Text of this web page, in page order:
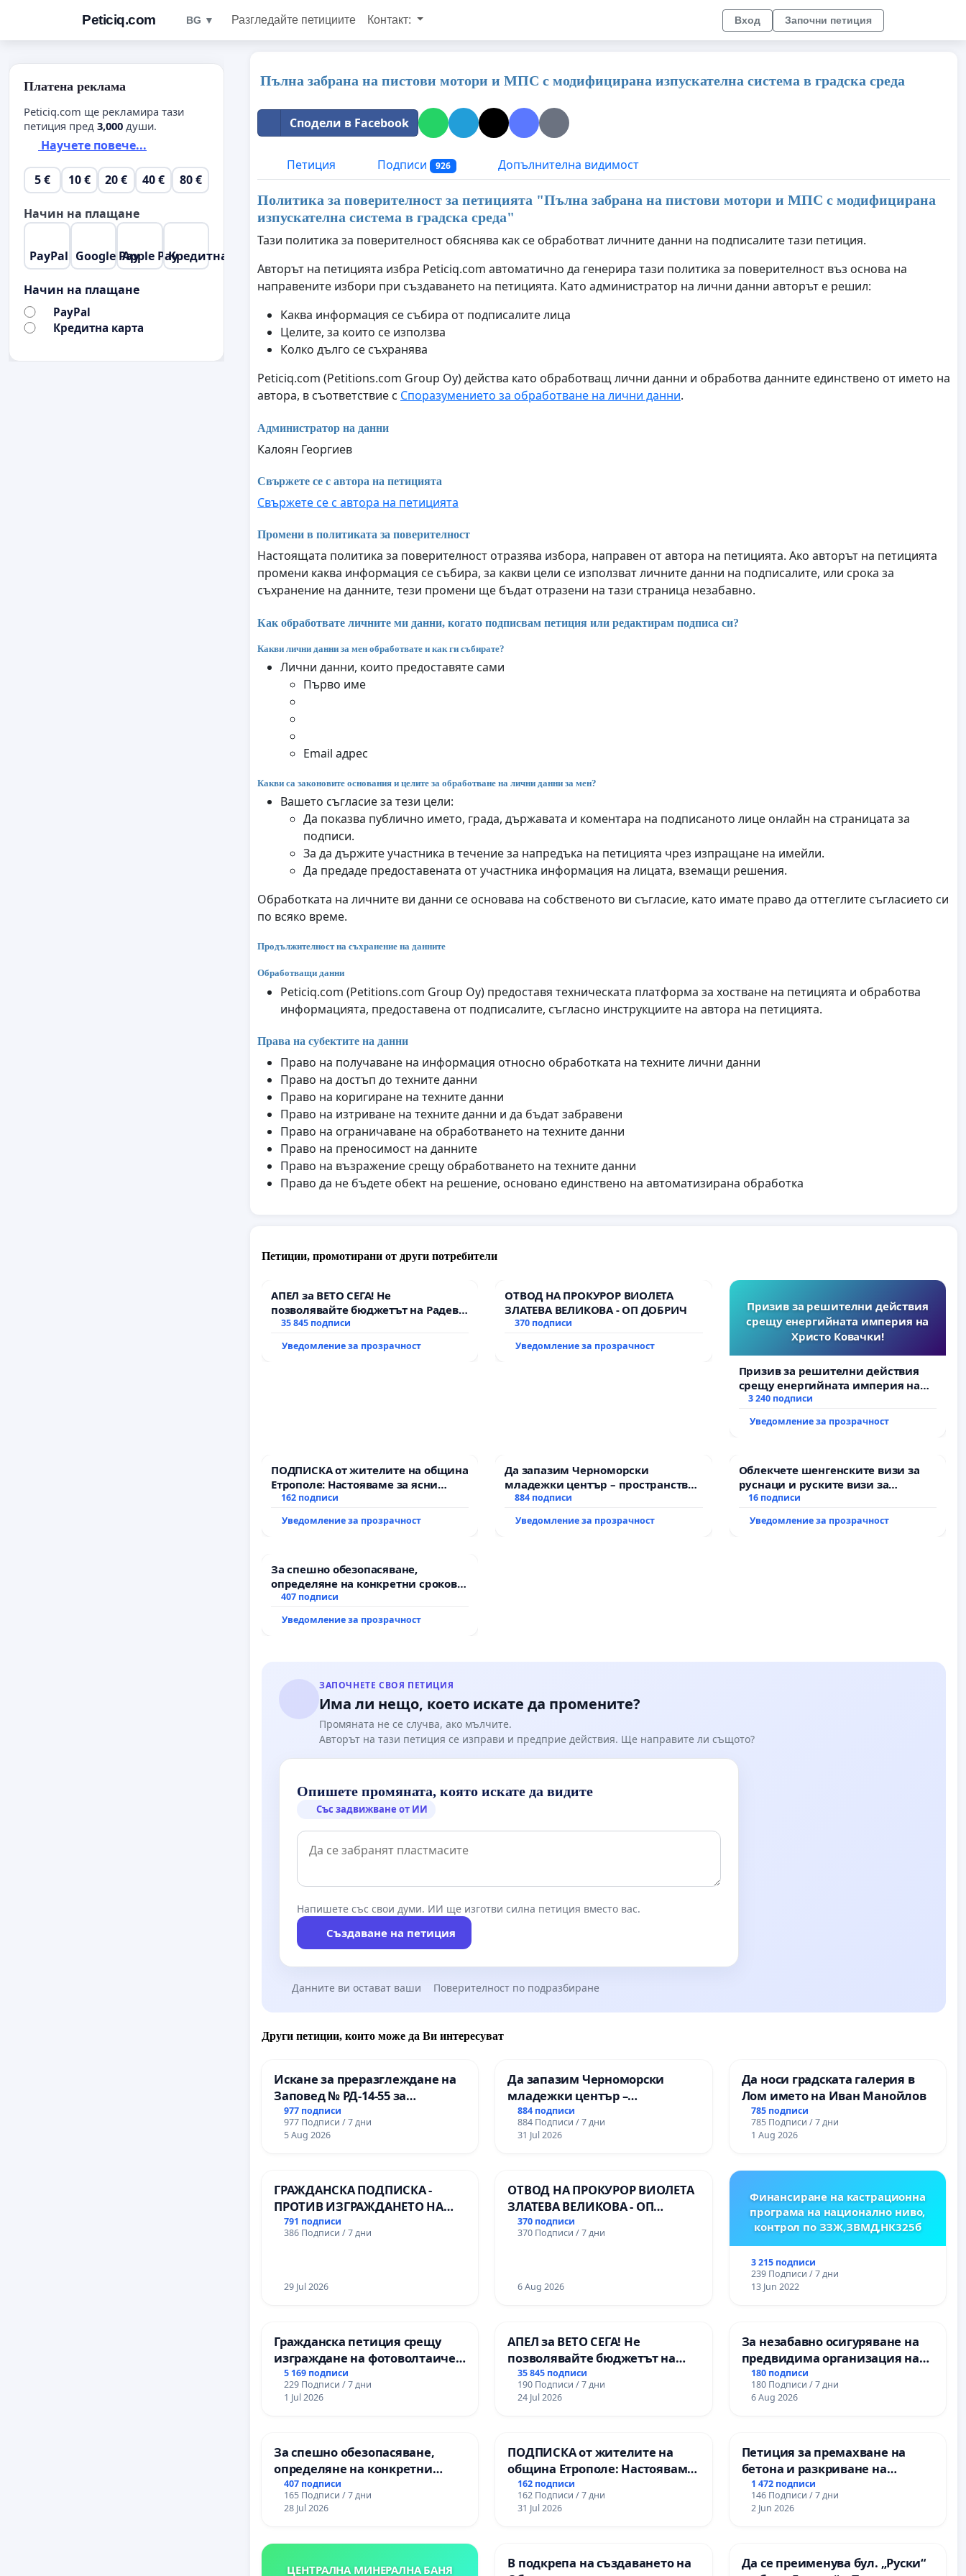
Peticiq.com BG ▼ Разгледайте петициите Контакт: Вход Започни петиция
Пълна забрана на пистови мотори и МПС с модифицирана изпускателна система в градска среда
Сподели в Facebook
Петиция Подписи 926 Допълнителна видимост
Политика за поверителност за петицията "Пълна забрана на пистови мотори и МПС с модифицирана
изпускателна система в градска среда"
Тази политика за поверителност обяснява как се обработват личните данни на подписалите тази петиция.
Авторът на петицията избра Peticiq.com автоматично да генерира тази политика за поверителност въз основа на
направените избори при създаването на петицията. Като администратор на лични данни авторът е решил:
Каква информация се събира от подписалите лица
Целите, за които се използва
Колко дълго се съхранява
Peticiq.com (Petitions.com Group Oy) действа като обработващ лични данни и обработва данните единствено от името на
автора, в съответствие с Споразумението за обработване на лични данни.
Администратор на данни
Калоян Георгиев
Свържете се с автора на петицията
Свържете се с автора на петицията
Промени в политиката за поверителност
Настоящата политика за поверителност отразява избора, направен от автора на петицията. Ако авторът на петицията
промени каква информация се събира, за какви цели се използват личните данни на подписалите, или срока за
съхранение на данните, тези промени ще бъдат отразени на тази страница незабавно.
Как обработвате личните ми данни, когато подписвам петиция или редактирам подписа си?
Какви лични данни за мен обработвате и как ги събирате?
Лични данни, които предоставяте сами
Първо име
Email адрес
Какви са законовите основания и целите за обработване на лични данни за мен?
Вашето съгласие за тези цели:
Да показва публично името, града, държавата и коментара на подписаното лице онлайн на страницата за
подписи.
За да държите участника в течение за напредъка на петицията чрез изпращане на имейли.
Да предаде предоставената от участника информация на лицата, вземащи решения.
Обработката на личните ви данни се основава на собственото ви съгласие, като имате право да оттеглите съгласието си
по всяко време.
Продължителност на съхранение на данните
Обработващи данни
Peticiq.com (Petitions.com Group Oy) предоставя техническата платформа за хостване на петицията и обработва
информацията, предоставена от подписалите, съгласно инструкциите на автора на петицията.
Права на субектите на данни
Право на получаване на информация относно обработката на техните лични данни
Право на достъп до техните данни
Право на коригиране на техните данни
Право на изтриване на техните данни и да бъдат забравени
Право на ограничаване на обработването на техните данни
Право на преносимост на данните
Право на възражение срещу обработването на техните данни
Право да не бъдете обект на решение, основано единствено на автоматизирана обработка
Петиции, промотирани от други потребители
АПЕЛ за ВЕТО СЕГА! Не
позволявайте бюджетът на Радев
да открадне парите и правата ни в
35 845 подписи
Уведомление за прозрачност
ОТВОД НА ПРОКУРОР ВИОЛЕТА
ЗЛАТЕВА ВЕЛИКОВА - ОП ДОБРИЧ
370 подписи
Уведомление за прозрачност
Призив за решителни действия
срещу енергийната империя на
Христо Ковачки!
Призив за решителни действия
срещу енергийната империя на
Христо Ковачки!
3 240 подписи
Уведомление за прозрачност
ПОДПИСКА от жителите на община
Етрополе: Настояваме за ясни
гаранции от “Елаците-МЕД” АД и от
всички екологични норми!
162 подписи
Уведомление за прозрачност
Да запазим Черноморски
младежки център – пространство
за младите на Варна
884 подписи
Уведомление за прозрачност
Облекчете шенгенските визи за
руснаци и руските визи за
българи
16 подписи
Уведомление за прозрачност
За спешно обезопасяване,
определяне на конкретни срокове
и извършване на цялостна
републиканския път между пътен
407 подписи
Уведомление за прозрачност
ЗАПОЧНЕТЕ СВОЯ ПЕТИЦИЯ
Има ли нещо, което искате да промените?
Промяната не се случва, ако мълчите.
Авторът на тази петиция се изправи и предприе действия. Ще направите ли същото?
Опишете промяната, която искате да видите
Със задвижване от ИИ
Напишете със свои думи. ИИ ще изготви силна петиция вместо вас.
Създаване на петиция
Данните ви остават ваши Поверителност по подразбиране
Други петиции, които може да Ви интересуват
Искане за преразглеждане на
Заповед № РД-14-55 за
вливането на
Професионалната гимназия по
промишлени технологии в
гр. Пазарджик
977 подписи
977 Подписи / 7 дни
5 Aug 2026
Да запазим Черноморски
младежки център –
пространство за младите на
Варна
884 подписи
884 Подписи / 7 дни
31 Jul 2026
Да носи градската галерия в
Лом името на Иван Манойлов
785 подписи
785 Подписи / 7 дни
1 Aug 2026
ГРАЖДАНСКА ПОДПИСКА -
ПРОТИВ ИЗГРАЖДАНЕТО НА
ВЪЖЕНА ЛИНИЯ (ЛИФТ) НА
ТЕРИТОРИЯТА НА ПРИРОДНА
(БУНАРДЖИК)
791 подписи
386 Подписи / 7 дни
29 Jul 2026
ОТВОД НА ПРОКУРОР ВИОЛЕТА
ЗЛАТЕВА ВЕЛИКОВА - ОП
ДОБРИЧ
370 подписи
370 Подписи / 7 дни
6 Aug 2026
Финансиране на кастрационна
програма на национално ниво,
контрол по ЗЗЖ,ЗВМД,НК325б
3 215 подписи
239 Подписи / 7 дни
13 Jun 2022
Гражданска петиция срещу
изграждане на фотоволтаичен
парк в с.Прибой, общ. Радомир
5 169 подписи
229 Подписи / 7 дни
1 Jul 2026
АПЕЛ за ВЕТО СЕГА! Не
позволявайте бюджетът на
Радев да открадне парите и
правата ни в тъмното
35 845 подписи
190 Подписи / 7 дни
24 Jul 2026
За незабавно осигуряване на
предвидима организация на
учебния процес и гарантиране
на правото на равнопоставено
и качествено образование на
гимназия „
180 подписи
180 Подписи / 7 дни
6 Aug 2026
За спешно обезопасяване,
определяне на конкретни
срокове и извършване на
цялостна рехабилитация на
републиканския път между
Момин проход
407 подписи
165 Подписи / 7 дни
28 Jul 2026
ПОДПИСКА от жителите на
община Етрополе: Настояваме
за ясни гаранции от “Елаците-
МЕД” АД и от държавата, че ще
се изпълнят всички
162 подписи
162 Подписи / 7 дни
31 Jul 2026
Петиция за премахване на
бетона и разкриване на
античното сърце на
Могиланската могила във
Враца
1 472 подписи
146 Подписи / 7 дни
2 Jun 2026
ЦЕНТРАЛНА МИНЕРАЛНА БАНЯ
В подкрепа на създаването на
Да се преименува бул. „Руски“
Платена реклама
Peticiq.com ще рекламира тази
петиция пред 3,000 души.
Научете повече...
5 € 10 € 20 € 40 € 80 €
Начин на плащане
PayPal Google PayApple PayКредитна карта
Начин на плащане
PayPal
Кредитна карта